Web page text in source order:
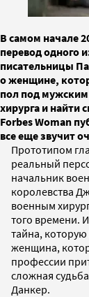
В самом начале
перевод одного
писательницы
о женщине,
пол под
хирурга и найти
Forbes Woman
все еще звучит
Прототипом
реальный
начальник
королевства
военным
того времени.
тайна,
женщина,
профессии
сложная
Данкер.